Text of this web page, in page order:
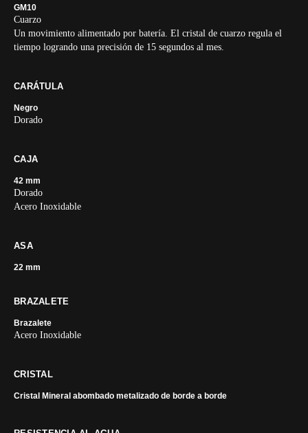
GM10
Cuarzo
Un movimiento alimentado por batería. El cristal de cuarzo regula el
tiempo logrando una precisión de 15 segundos al mes.
CARÁTULA
Negro
Dorado
CAJA
42 mm
Dorado
Acero Inoxidable
ASA
22 mm
BRAZALETE
Brazalete
Acero Inoxidable
CRISTAL
Cristal Mineral abombado metalizado de borde a borde